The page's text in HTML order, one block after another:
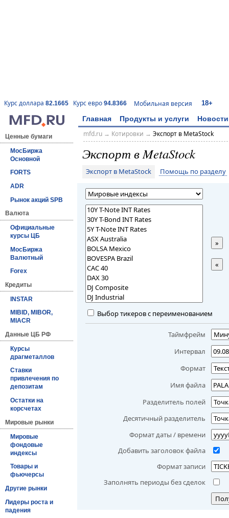
Курс доллара 82.1665 Курс евро 94.8366 Мобильная версия 18+
Главная Продукты и услуги Новости
Ценные бумаги
МосБиржа
Основной
FORTS
ADR
Рынок акций SPB
Валюта
Официальные
курсы ЦБ
МосБиржа
Валютный
Forex
Кредиты
INSTAR
MIBID, MIBOR,
MIACR
Данные ЦБ РФ
Курсы
драгметаллов
Ставки
привлечения по
депозитам
Остатки на
корсчетах
Мировые рынки
Мировые
фондовые
индексы
Товары и
фьючерсы
Другие рынки
Лидеры роста и
падения
mfd.ru→ Котировки → Экспорт в MetaStock
Экспорт в MetaStock
Экспорт в MetaStock Помощь по разделу
»
«
Выбор тикеров с переименованием
Таймфрейм
Интервал
Формат
Имя файла
Разделитель полей
Десятичный разделитель
Формат даты / времени
Добавить заголовок файла
Формат записи
Заполнять периоды без сделок